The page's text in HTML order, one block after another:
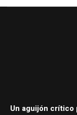
Un aguijón crítico